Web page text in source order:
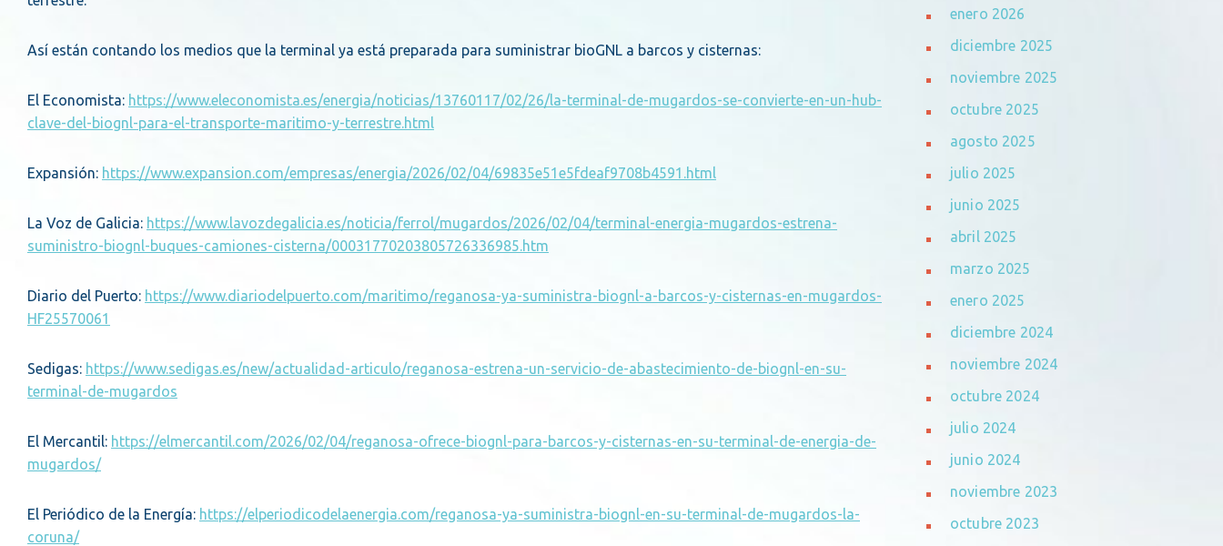
Así están contando los medios que la terminal ya está preparada para suministrar bioGNL a barcos y cisternas:
El Economista: https://www.eleconomista.es/energia/noticias/13760117/02/26/la-terminal-de-mugardos-se-convierte-en-un-hub-
clave-del-biognl-para-el-transporte-maritimo-y-terrestre.html
Expansión: https://www.expansion.com/empresas/energia/2026/02/04/69835e51e5fdeaf9708b4591.html
La Voz de Galicia: https://www.lavozdegalicia.es/noticia/ferrol/mugardos/2026/02/04/terminal-energia-mugardos-estrena-
suministro-biognl-buques-camiones-cisterna/00031770203805726336985.htm
Diario del Puerto: https://www.diariodelpuerto.com/maritimo/reganosa-ya-suministra-biognl-a-barcos-y-cisternas-en-mugardos-
HF25570061
Sedigas: https://www.sedigas.es/new/actualidad-articulo/reganosa-estrena-un-servicio-de-abastecimiento-de-biognl-en-su-
terminal-de-mugardos
El Mercantil: https://elmercantil.com/2026/02/04/reganosa-ofrece-biognl-para-barcos-y-cisternas-en-su-terminal-de-energia-de-
mugardos/
El Periódico de la Energía: https://elperiodicodelaenergia.com/reganosa-ya-suministra-biognl-en-su-terminal-de-mugardos-la-
coruna/
enero 2026
diciembre 2025
noviembre 2025
octubre 2025
agosto 2025
julio 2025
junio 2025
abril 2025
marzo 2025
enero 2025
diciembre 2024
noviembre 2024
octubre 2024
julio 2024
junio 2024
noviembre 2023
octubre 2023